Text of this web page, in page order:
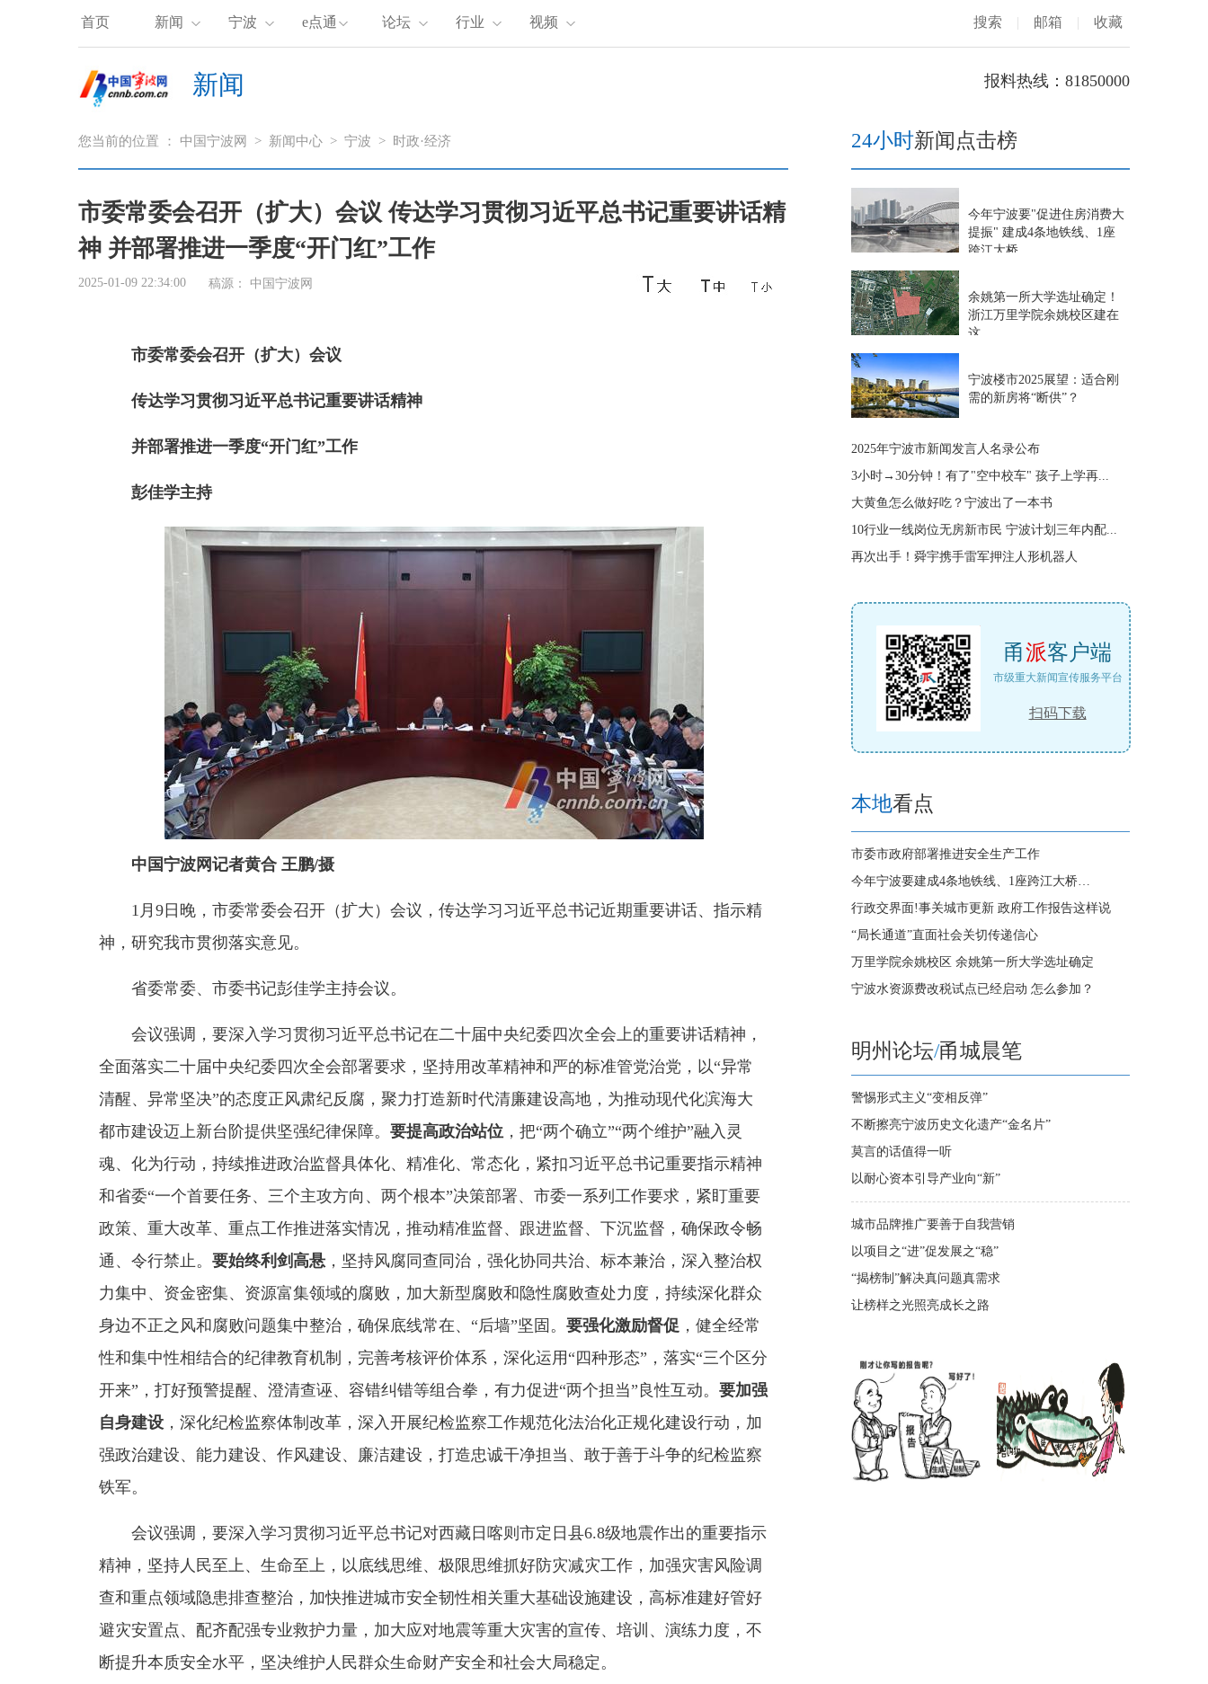
首页 新闻 宁波 e点通 论坛 行业 视频 搜索 | 邮箱 | 收藏
新闻 报料热线：81850000
您当前的位置 ： 中国宁波网 > 新闻中心 > 宁波 > 时政·经济
市委常委会召开（扩大）会议 传达学习贯彻习近平总书记重要讲话精
神 并部署推进一季度“开门红”工作
2025-01-09 22:34:00 稿源： 中国宁波网
市委常委会召开（扩大）会议
传达学习贯彻习近平总书记重要讲话精神
并部署推进一季度“开门红”工作
彭佳学主持
中国宁波网记者黄合 王鹏/摄
1月9日晚，市委常委会召开（扩大）会议，传达学习习近平总书记近期重要讲话、指示精
神，研究我市贯彻落实意见。
省委常委、市委书记彭佳学主持会议。
会议强调，要深入学习贯彻习近平总书记在二十届中央纪委四次全会上的重要讲话精神，
全面落实二十届中央纪委四次全会部署要求，坚持用改革精神和严的标准管党治党，以“异常
清醒、异常坚决”的态度正风肃纪反腐，聚力打造新时代清廉建设高地，为推动现代化滨海大
都市建设迈上新台阶提供坚强纪律保障。 要提高政治站位 ，把“两个确立”“两个维护”融入灵
魂、化为行动，持续推进政治监督具体化、精准化、常态化，紧扣习近平总书记重要指示精神
和省委“一个首要任务、三个主攻方向、两个根本”决策部署、市委一系列工作要求，紧盯重要
政策、重大改革、重点工作推进落实情况，推动精准监督、跟进监督、下沉监督，确保政令畅
通、令行禁止。 要始终利剑高悬 ，坚持风腐同查同治，强化协同共治、标本兼治，深入整治权
力集中、资金密集、资源富集领域的腐败，加大新型腐败和隐性腐败查处力度，持续深化群众
身边不正之风和腐败问题集中整治，确保底线常在、“后墙”坚固。 要强化激励督促 ，健全经常
性和集中性相结合的纪律教育机制，完善考核评价体系，深化运用“四种形态”，落实“三个区分
开来”，打好预警提醒、澄清查诬、容错纠错等组合拳，有力促进“两个担当”良性互动。 要加强
自身建设 ，深化纪检监察体制改革，深入开展纪检监察工作规范化法治化正规化建设行动，加
强政治建设、能力建设、作风建设、廉洁建设，打造忠诚干净担当、敢于善于斗争的纪检监察
铁军。
会议强调，要深入学习贯彻习近平总书记对西藏日喀则市定日县6.8级地震作出的重要指示
精神，坚持人民至上、生命至上，以底线思维、极限思维抓好防灾减灾工作，加强灾害风险调
查和重点领域隐患排查整治，加快推进城市安全韧性相关重大基础设施建设，高标准建好管好
避灾安置点、配齐配强专业救护力量，加大应对地震等重大灾害的宣传、培训、演练力度，不
断提升本质安全水平，坚决维护人民群众生命财产安全和社会大局稳定。
24小时新闻点击榜
今年宁波要"促进住房消费大
提振" 建成4条地铁线、1座
跨江大桥…
余姚第一所大学选址确定！
浙江万里学院余姚校区建在
这
宁波楼市2025展望：适合刚
需的新房将“断供”？
2025年宁波市新闻发言人名录公布
3小时→30分钟！有了"空中校车" 孩子上学再...
大黄鱼怎么做好吃？宁波出了一本书
10行业一线岗位无房新市民 宁波计划三年内配...
再次出手！舜宇携手雷军押注人形机器人
甬派客户端
市级重大新闻宣传服务平台
扫码下载
本地看点
市委市政府部署推进安全生产工作
今年宁波要建成4条地铁线、1座跨江大桥…
行政交界面!事关城市更新 政府工作报告这样说
“局长通道”直面社会关切传递信心
万里学院余姚校区 余姚第一所大学选址确定
宁波水资源费改税试点已经启动 怎么参加？
明州论坛/甬城晨笔
警惕形式主义“变相反弹”
不断擦亮宁波历史文化遗产“金名片”
莫言的话值得一听
以耐心资本引导产业向“新”
城市品牌推广要善于自我营销
以项目之“进”促发展之“稳”
“揭榜制”解决真问题真需求
让榜样之光照亮成长之路